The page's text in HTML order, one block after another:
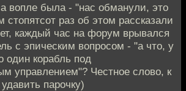
вопле была - "нас обманули, это
раз об этом рассказали
каждый час на форум врывался
с эпическим вопросом - "а что, у
один корабль под
управлением"? Честное слово, к
парочку)